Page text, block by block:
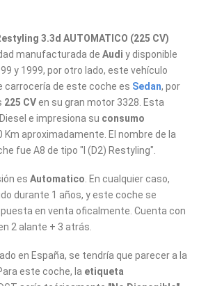
3.3d AUTOMATICO (225 CV)
manufacturada de Audi y disponible
y 1999, por otro lado, este vehículo
carrocería de este coche es Sedan, por
225 CVen su gran motor 3328. Esta
e impresiona su consumo
aproximadamente. El nombre de la
fue A8 de tipo "I (D2) Restyling".
es Automatico . En cualquier caso,
durante 1 años, y este coche se
en venta oficalmente. Cuenta con
2 alante + 3 atrás.
en España, se tendría que parecer a la
este coche, la etiqueta